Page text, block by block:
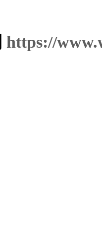
https://